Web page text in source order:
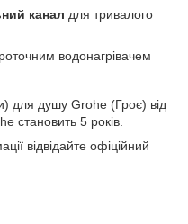
канал для тривалого
водонагрівачем
для душу Grohe (Гроє) від
становить 5 років.
відвідайте офіційний